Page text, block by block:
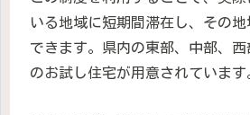
いる地域に短期間滞在し、その
できます。県内の東部、中部、
のお試し住宅が用意されています